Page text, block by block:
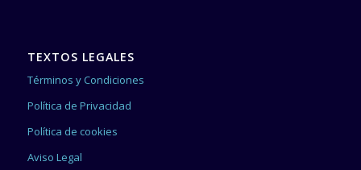
TEXTOS LEGALES
Términos y Condiciones
Política de Privacidad
Política de cookies
Aviso Legal